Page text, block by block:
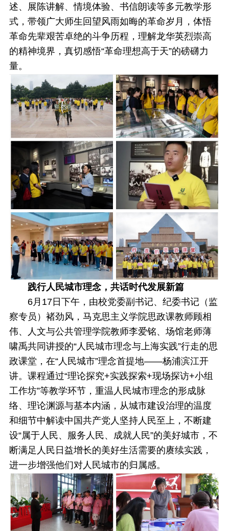
述、展陈讲解、情境体验、书信朗读等多元教学形
式，带领广大师生回望风雨如晦的革命岁月，体悟
革命先辈艰苦卓绝的斗争历程，理解龙华英烈崇高
的精神境界，真切感悟“革命理想高于天”的磅礴力
量。
践行人民城市理念，共话时代发展新篇
6月17日下午，由校党委副书记、纪委书记（监
察专员）褚劲风，马克思主义学院思政课教师顾相
伟、人文与公共管理学院教师李爱铭、场馆老师薄
啸禹共同讲授的“人民城市理念与上海实践”行走的思
政课堂，在“人民城市”理念首提地——杨浦滨江开
讲。课程通过“理论探究+实践探索+现场探访+小组
工作坊”等教学环节，重温人民城市理念的形成脉
络、理论渊源与基本内涵，从城市建设治理的温度
和细节中解读中国共产党人坚持人民至上，不断建
设“属于人民、服务人民、成就人民”的美好城市，不
断满足人民日益增长的美好生活需要的赓续实践，
进一步增强他们对人民城市的归属感。